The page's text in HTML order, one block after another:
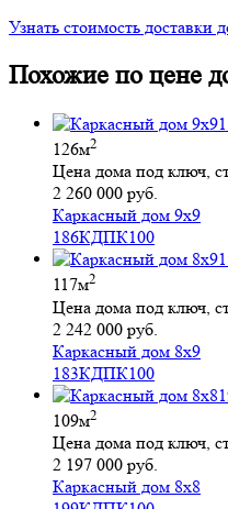
Узнать стоимость доставки
Похожие по цене
126м2
Цена дома под ключ,
2 260 000 руб.
Каркасный дом 9х9
186КДПК100
117м2
Цена дома под ключ,
2 242 000 руб.
Каркасный дом 8х9
183КДПК100
109м2
Цена дома под ключ,
2 197 000 руб.
Каркасный дом 8х8